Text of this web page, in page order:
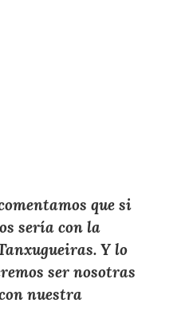
que si
sería con la
Y lo
ser nosotras
nuestra